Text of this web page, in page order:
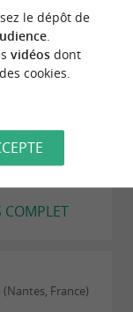
COMPLET
Huitres
pour
Excellent
COMPLET
France)
le dépôt de
.
vidéosdont
cookies.